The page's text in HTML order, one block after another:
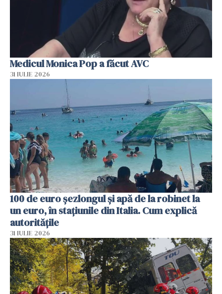
Medicul Monica Pop a făcut AVC
31 IULIE 2026
100 de euro șezlongul și apă de la robinet la
un euro, în stațiunile din Italia. Cum explică
autoritățile
31 IULIE 2026